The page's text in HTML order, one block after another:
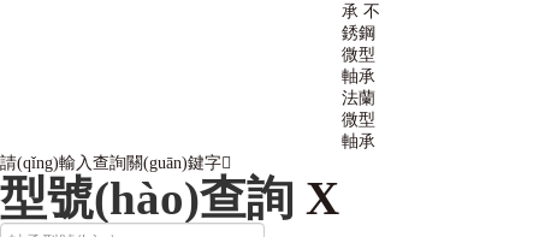
承 不
銹鋼
微型
軸承
法蘭
微型
軸承
請(qǐng)輸入查詢關(guān)鍵字
型號(hào)查詢 X